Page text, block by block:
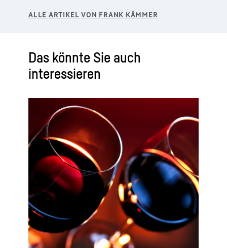
Das könnte Sie auch
interessieren